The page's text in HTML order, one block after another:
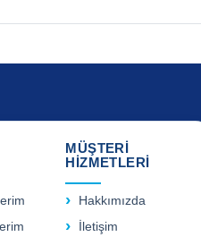
MÜŞTERİ
HİZMETLERİ
Hakkımızda
İletişim